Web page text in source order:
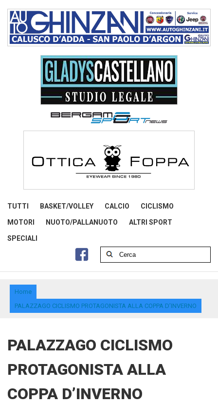
TUTTI BASKET/VOLLEY CALCIO CICLISMO
MOTORI NUOTO/PALLANUOTO ALTRI SPORT
SPECIALI
Home
PALAZZAGO CICLISMO PROTAGONISTA ALLA COPPA D’INVERNO
PALAZZAGO CICLISMO
PROTAGONISTA ALLA
COPPA D’INVERNO